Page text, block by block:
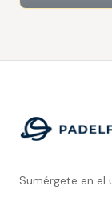
Sumérgete en el